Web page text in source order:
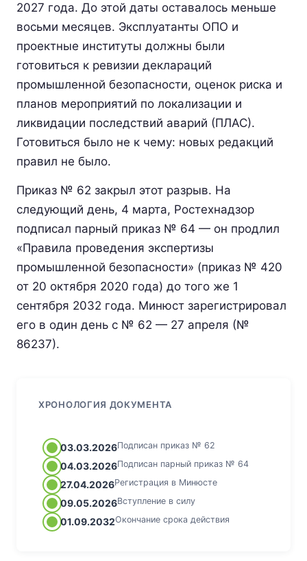
2027 года. До этой даты оставалось меньше
восьми месяцев. Эксплуатанты ОПО и
проектные институты должны были
готовиться к ревизии деклараций
промышленной безопасности, оценок риска и
планов мероприятий по локализации и
ликвидации последствий аварий (ПЛАС).
Готовиться было не к чему: новых редакций
правил не было.
Приказ № 62 закрыл этот разрыв. На
следующий день, 4 марта, Ростехнадзор
подписал парный приказ № 64 — он продлил
«Правила проведения экспертизы
промышленной безопасности» (приказ № 420
от 20 октября 2020 года) до того же 1
сентября 2032 года. Минюст зарегистрировал
его в один день с № 62 — 27 апреля (№
86237).
ХРОНОЛОГИЯ ДОКУМЕНТА
03.03.2026Подписан приказ № 62
04.03.2026Подписан парный приказ № 64
27.04.2026Регистрация в Минюсте
09.05.2026Вступление в силу
01.09.2032Окончание срока действия